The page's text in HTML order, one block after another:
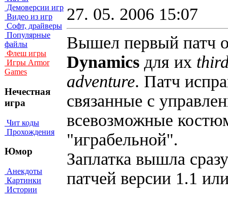
Демоверсии игр
Видео из игр
Софт, драйверы
Популярные
файлы
Флеш игры
Игры Armor
Games
Нечестная
игра
Чит коды
Прохождения
Юмор
Анекдоты
Картинки
Истории
27. 05. 2006 15:07
Вышел первый патч
Dynamics для их
adventure. Патч
связанные с
всевозможные
"играбельной".
Заплатка вышла
патчей версии 1.1